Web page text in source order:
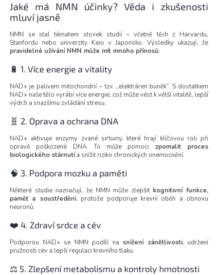
Jaké má NMN účinky? Věda i zkušenosti
mluví jasně
NMN se stal tématem stovek studií – včetně těch z Harvardu,
Stanfordu nebo univerzity Keio v Japonsku. Výsledky ukazují, že
pravidelné užívání NMN může mít mnoho přínosů:
🔋 1. Více energie a vitality
NAD+ je palivem mitochondrií – tzv. „elektráren buněk“. S dostatkem
NAD+ naše tělo vyrábí více energie, což může vést k větší vitalitě, lepší
výdrži a snazšímu zvládání stresu.
🧬 2. Oprava a ochrana DNA
NAD+ aktivuje enzymy zvané sirtuiny, které hrají klíčovou roli při
opravě poškozené DNA. To může pomoci zpomalit proces
biologického stárnutía snížit riziko chronických onemocnění.
🧠 3. Podpora mozku a paměti
Některé studie naznačují, že NMN může zlepšit kognitivní funkce,
paměť a soustředění, protože podporuje krevní oběh a obnovu
neuronů.
❤️ 4. Zdraví srdce a cév
Podporou NAD+ se NMN podílí na snížení zánětlivosti, udržení
pružnosti cév a lepší regulaci krevního tlaku.
⚖️ 5. Zlepšení metabolismu a kontroly hmotnosti